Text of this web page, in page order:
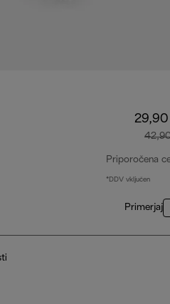
Priporočena
*DDV vključen
Primerjaj